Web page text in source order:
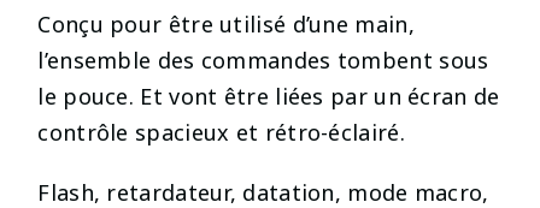
Conçu pour être utilisé d’une main,
l’ensemble des commandes tombent sous
le pouce. Et vont être liées par un écran de
contrôle spacieux et rétro-éclairé.
Flash, retardateur, datation, mode macro,